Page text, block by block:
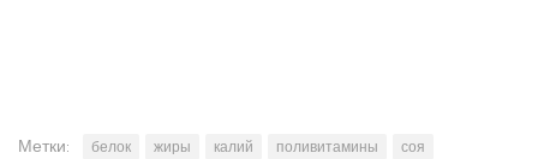
Метки: белок жиры калий поливитамины
соя